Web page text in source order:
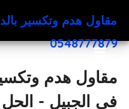
مقاول هدم وتكسير
0548777879
مقاول هدم
في الجبيل - الحل